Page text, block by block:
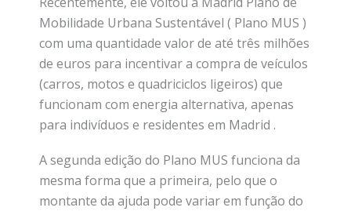
Mobilidade Urbana Sustentável ( Plano MUS )
com uma quantidade valor de até três milhões
de euros para incentivar a compra de veículos
(carros, motos e quadriciclos ligeiros) que
funcionam com energia alternativa, apenas
para indivíduos e residentes em Madrid .
A segunda edição do Plano MUS funciona da
mesma forma que a primeira, pelo que o
montante da ajuda pode variar em função do